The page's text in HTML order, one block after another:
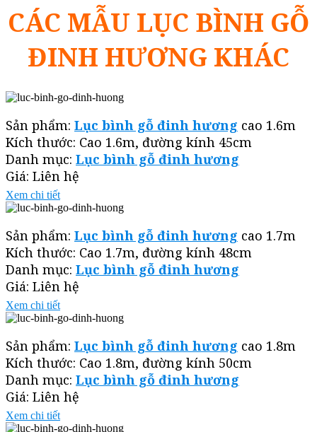
CÁC MẪU LỤC BÌNH GỖ
ĐINH HƯƠNG KHÁC
Sản phẩm: Lục bình gỗ đinh hương cao 1.6m
Kích thước: Cao 1.6m, đường kính 45cm
Danh mục: Lục bình gỗ đinh hương
Giá: Liên hệ
Xem chi tiết
Sản phẩm: Lục bình gỗ đinh hương cao 1.7m
Kích thước: Cao 1.7m, đường kính 48cm
Danh mục: Lục bình gỗ đinh hương
Giá: Liên hệ
Xem chi tiết
Sản phẩm: Lục bình gỗ đinh hương cao 1.8m
Kích thước: Cao 1.8m, đường kính 50cm
Danh mục: Lục bình gỗ đinh hương
Giá: Liên hệ
Xem chi tiết